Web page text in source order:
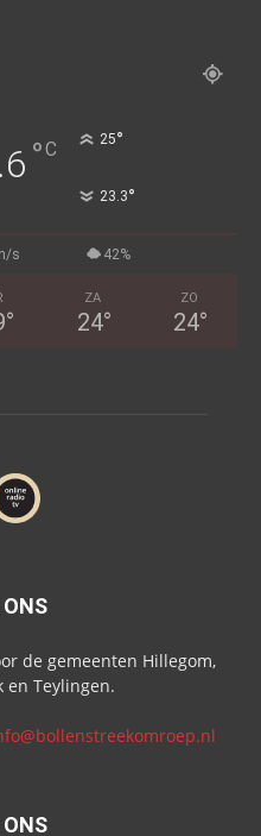
°C 25°
23.3°
s 42%
°
ZA
24°
ZO
24°
ONS
de gemeenten Hillegom,
en Teylingen.